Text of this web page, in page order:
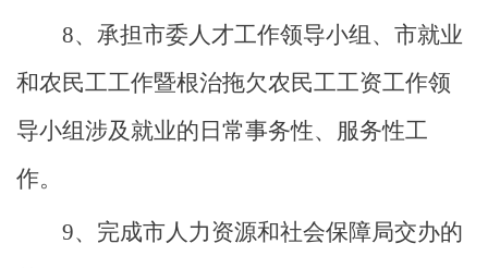
8、承担市委人才工作领导小组、市就业
和农民工工作暨根治拖欠农民工工资工作领
导小组涉及就业的日常事务性、服务性工
作。
9、完成市人力资源和社会保障局交办的